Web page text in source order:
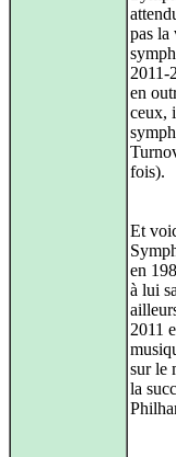
pas la
en
ceux,
fois).
Et
en
à lui
2011
sur le
la